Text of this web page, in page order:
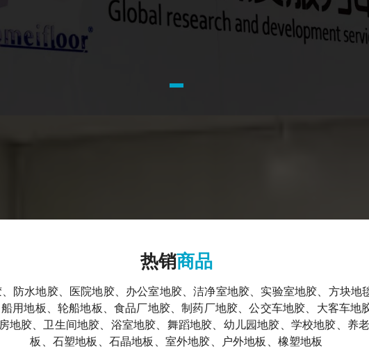
热销商品
防水地胶、医院地胶、办公室地胶、洁净室地胶、实验室地胶、方块
用地板、轮船地板、食品厂地胶、制药厂地胶、公交车地胶、大客车地
地胶、卫生间地胶、浴室地胶、舞蹈地胶、幼儿园地胶、学校地胶、养
板、石塑地板、石晶地板、室外地胶、户外地板、橡塑地板